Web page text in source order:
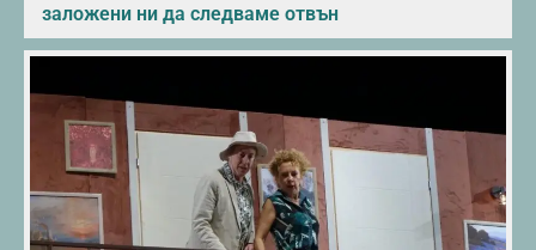
заложени ни да следваме отвън